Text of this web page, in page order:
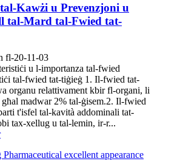
Kawżi u Prevenzjoni u
tal-Mard tal-Fwied tat-
fl-20-11-03
u l-importanza tal-fwied
tal-fwied tat-tiġieġ 1. Il-fwied tat-
organu relattivament kbir fl-organi, li
għal madwar 2% tal-ġisem.2. Il-fwied
t'isfel tal-kavità addominali tat-
tax-xellug u tal-lemin, ir-r...